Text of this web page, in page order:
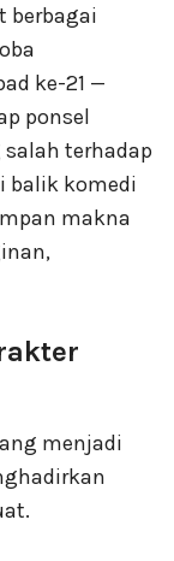
berbagai
ke-21 —
ponsel
terhadap
balik komedi
makna
menjadi